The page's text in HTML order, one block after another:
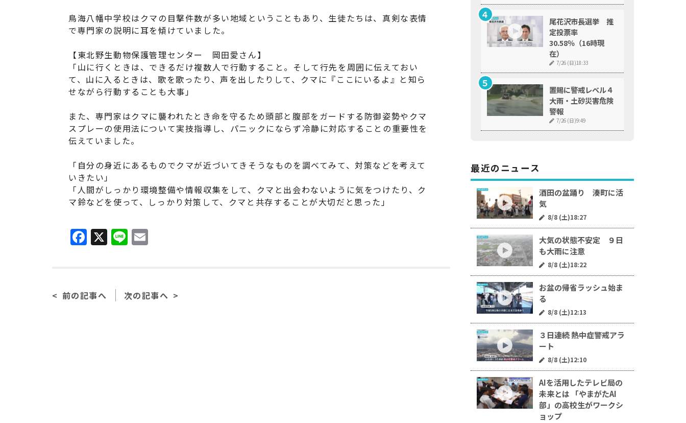
鳥海八幡中学校はクマの目撃件数が多い地域ということもあり、生徒たちは、真剣な表情
で専門家の説明に耳を傾けていました。
【東北野生動物保護管理センター 岡田愛さん】
「山に行くときは、できるだけ複数人で行動すること。そして行先を周囲に伝えておい
て、山に入るときは、歌を歌ったり、声を出したりして、クマに『ここにいるよ』と知ら
せながら行動することも大事」
また、専門家はクマに襲われたとき命を守るため頭部と腹部をガードする防御姿勢やクマ
スプレーの使用法について実技指導し、パニックにならず冷静に対応することの重要性を
伝えていました。
「自分の身近にあるものでクマが近づいてきそうなものを調べてみて、対策などを考えて
いきたい」
「人間がしっかり環境整備や情報収集をして、クマと出会わないように気をつけたり、ク
マ鈴などを使って、しっかり対策して、クマと共存することが大切だと思った」
F
a
e
b
X Li
n
l
前の記事へ 次の記事へ
尾花沢市長選挙 推
定投票率
30.58％（16時現
在）
7/26 (日)18:33
置賜に警戒レベル４
大雨・土砂災害危険
警報
7/26 (日)9:49
最近のニュース
酒田の盆踊り 湊町に活
気
8/8 (土)18:27
大気の状態不安定 ９日
も大雨に注意
8/8 (土)18:22
お盆の帰省ラッシュ始ま
る
8/8 (土)12:13
３日連続 熱中症警戒アラ
ート
8/8 (土)12:10
AIを活用したテレビ局の
未来とは 「やまがたAI
部」の高校生がワークシ
ョップ